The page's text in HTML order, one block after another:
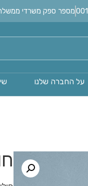
מספר ספק משרדי ממשלה:
על החברה שלנו